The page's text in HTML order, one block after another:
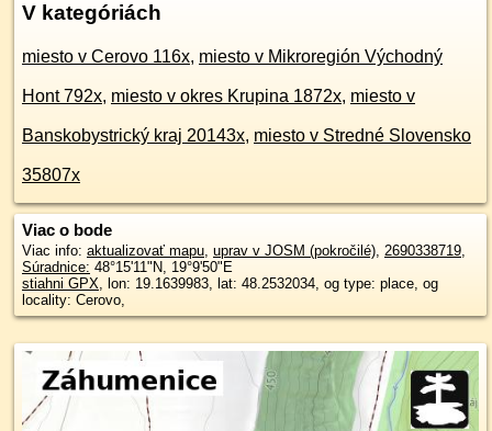
V kategóriách
miesto v Cerovo 116x, miesto v Mikroregión Východný
Hont 792x, miesto v okres Krupina 1872x, miesto v
Banskobystrický kraj 20143x, miesto v Stredné Slovensko
35807x
Viac o bode
Viac info: aktualizovať mapu, uprav v JOSM (pokročilé), 2690338719,
Súradnice: 48°15'11"N, 19°9'50"E
stiahni GPX, lon: 19.1639983, lat: 48.2532034, og type: place, og
locality: Cerovo,